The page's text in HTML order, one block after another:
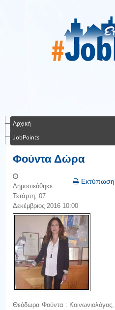
Αρχική
JobPoints
Φούντα Δώρα
Εκτύπωση
Δημοσιεύθηκε :
Τετάρτη, 07
Δεκέμβριος 2016 10:00
Θεόδωρα Φούντα :